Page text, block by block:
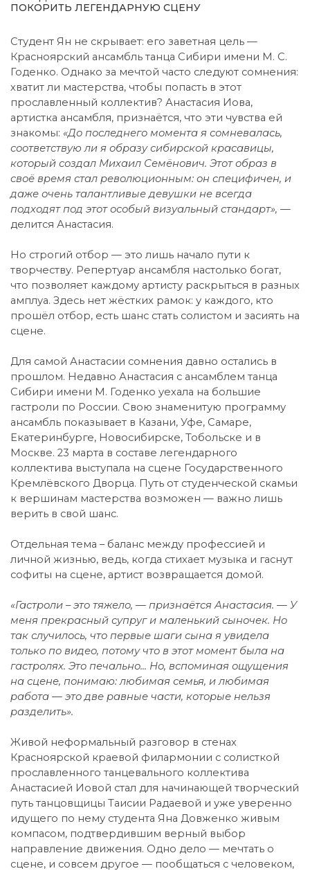
ПОКОРИТЬ ЛЕГЕНДАРНУЮ СЦЕНУ
Студент Ян не скрывает: его заветная цель —
Красноярский ансамбль танца Сибири имени М. С.
Годенко. Однако за мечтой часто следуют сомнения:
хватит ли мастерства, чтобы попасть в этот
прославленный коллектив? Анастасия Иова,
артистка ансамбля, признаётся, что эти чувства ей
знакомы: «До последнего момента я сомневалась,
соответствую ли я образу сибирской красавицы,
который создал Михаил Семёнович. Этот образ в
своё время стал революционным: он специфичен, и
даже очень талантливые девушки не всегда
подходят под этот особый визуальный стандарт», —
делится Анастасия.
Но строгий отбор — это лишь начало пути к
творчеству. Репертуар ансамбля настолько богат,
что позволяет каждому артисту раскрыться в разных
амплуа. Здесь нет жёстких рамок: у каждого, кто
прошёл отбор, есть шанс стать солистом и засиять на
сцене.
Для самой Анастасии сомнения давно остались в
прошлом. Недавно Анастасия с ансамблем танца
Сибири имени М. Годенко уехала на большие
гастроли по России. Свою знаменитую программу
ансамбль показывает в Казани, Уфе, Самаре,
Екатеринбурге, Новосибирске, Тобольске и в
Москве. 23 марта в составе легендарного
коллектива выступала на сцене Государственного
Кремлёвского Дворца. Путь от студенческой скамьи
к вершинам мастерства возможен — важно лишь
верить в свой шанс.
Отдельная тема – баланс между профессией и
личной жизнью, ведь, когда стихает музыка и гаснут
софиты на сцене, артист возвращается домой.
«Гастроли – это тяжело, — признаётся Анастасия. — У
меня прекрасный супруг и маленький сыночек. Но
так случилось, что первые шаги сына я увидела
только по видео, потому что в этот момент была на
гастролях. Это печально... Но, вспоминая ощущения
на сцене, понимаю: любимая семья, и любимая
работа — это две равные части, которые нельзя
разделить».
Живой неформальный разговор в стенах
Красноярской краевой филармонии с солисткой
прославленного танцевального коллектива
Анастасией Иовой стал для начинающей творческий
путь танцовщицы Таисии Радаевой и уже уверенно
идущего по нему студента Яна Довженко живым
компасом, подтвердившим верный выбор
направление движения. Одно дело — мечтать о
сцене, и совсем другое — пообщаться с человеком,